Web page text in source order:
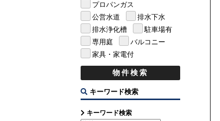
プロパンガス
公営水道
排水下水
排水浄化槽
駐車場有
専用庭
バルコニー
家具・家電付
キーワード検索
キーワード検索